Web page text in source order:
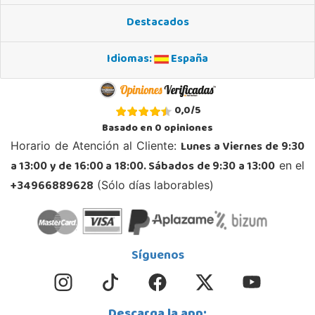
11405, Jerez de la Frontera
POCAS UNIDADES
Juguetilandia Leganés
Parque comercial Plaza Nueva, Avenida Puerta del Sol 2, mediana 2-A
28918, Leganés
918312728
Localizar Tienda
Juguetilandia Murcia
C/ Victor Garrigos, nº 15, Parque Comercial Thader
Destacados
Idiomas:
España
0,0/5
Basado en0opiniones
Horario de Atención al Cliente: Lunes a Viernes de 9:30
a 13:00 y de 16:00 a 18:00. Sábados de 9:30 a 13:00 en el
+34966889628 (Sólo días laborables)
Síguenos